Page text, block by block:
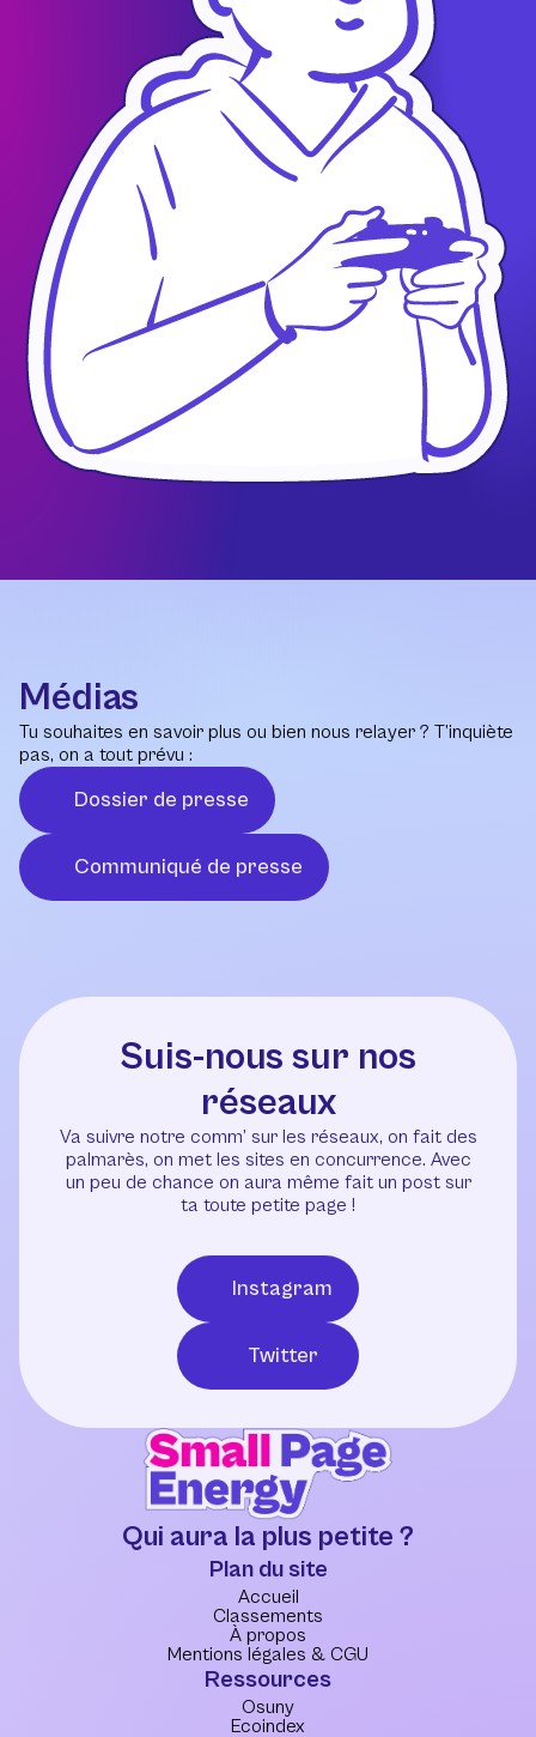
Médias
Tu souhaites en savoir plus ou bien nous relayer ? T’inquiète
pas, on a tout prévu :
Dossier de presse
Communiqué de presse
Suis-nous sur nos
réseaux
Va suivre notre comm’ sur les réseaux, on fait des
palmarès, on met les sites en concurrence. Avec
un peu de chance on aura même fait un post sur
ta toute petite page !
Instagram
Twitter
Qui aura la plus petite ?
Plan du site
Accueil
Classements
À propos
Mentions légales & CGU
Ressources
Osuny
Ecoindex